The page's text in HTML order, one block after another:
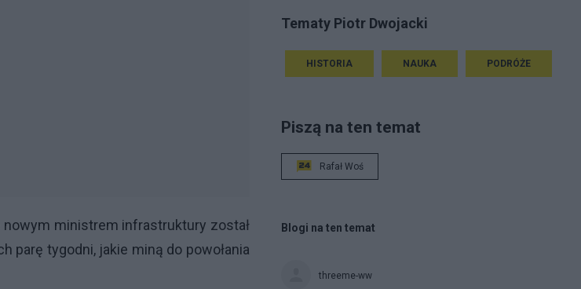
ministrem infrastruktury został
parę tygodni, jakie miną do powołania
Tematy Piotr Dwojacki
HISTORIA NAUKA PODRÓŻE
Piszą na ten temat
Rafał Woś
Blogi na ten temat
threeme-ww